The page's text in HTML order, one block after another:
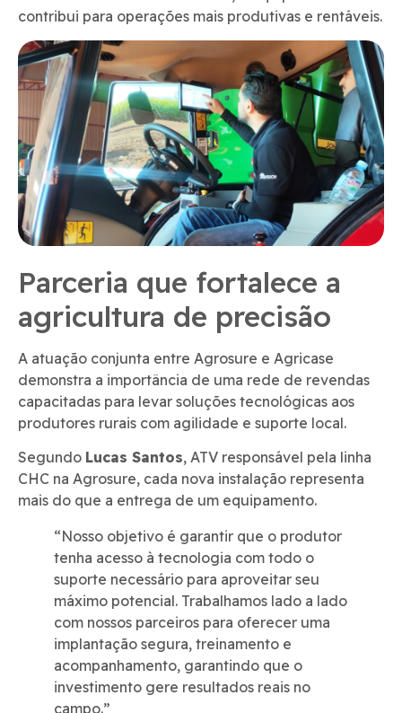
contribui para operações mais produtivas e rentáveis.
Parceria que fortalece a
agricultura de precisão
A atuação conjunta entre Agrosure e Agricase
demonstra a importância de uma rede de revendas
capacitadas para levar soluções tecnológicas aos
produtores rurais com agilidade e suporte local.
Segundo Lucas Santos, ATV responsável pela linha
CHC na Agrosure, cada nova instalação representa
mais do que a entrega de um equipamento.
“Nosso objetivo é garantir que o produtor
tenha acesso à tecnologia com todo o
suporte necessário para aproveitar seu
máximo potencial. Trabalhamos lado a lado
com nossos parceiros para oferecer uma
implantação segura, treinamento e
acompanhamento, garantindo que o
investimento gere resultados reais no
campo.”